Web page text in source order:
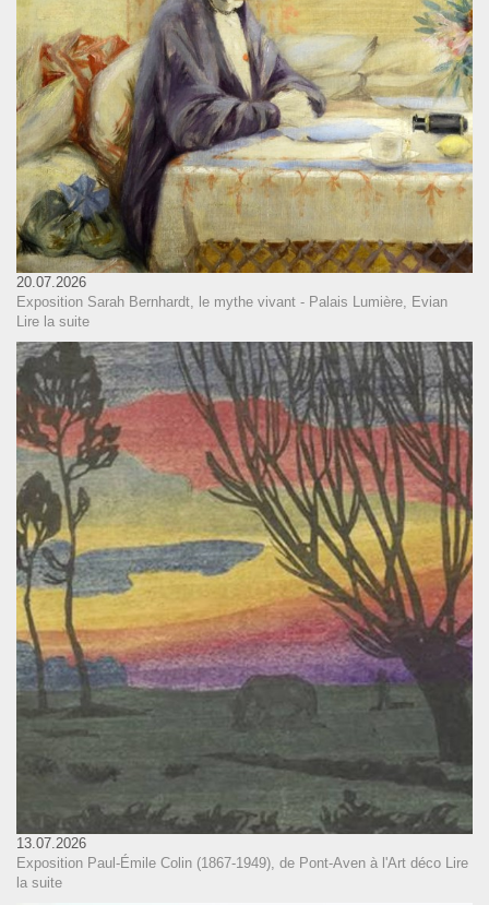
20.07.2026
Exposition Sarah Bernhardt, le mythe vivant - Palais Lumière, Evian
Lire la suite
13.07.2026
Exposition Paul-Émile Colin (1867-1949), de Pont-Aven à l'Art déco
Lire
la suite